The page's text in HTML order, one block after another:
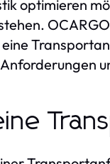
optimieren